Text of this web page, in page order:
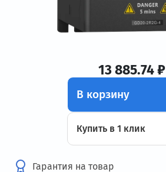
13 885.74 ₽
В корзину
Купить в 1 клик
Гарантия на товар